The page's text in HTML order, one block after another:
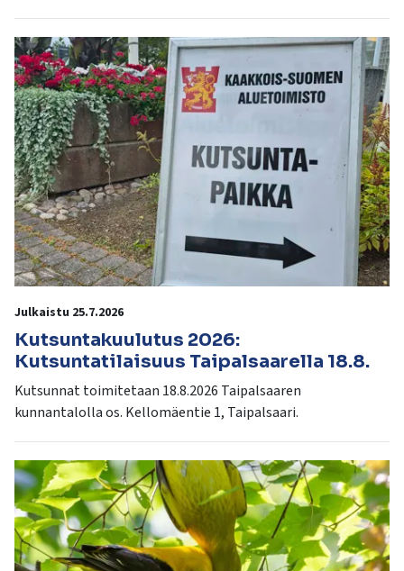
Julkaistu 25.7.2026
Kutsuntakuulutus 2026:
Kutsuntatilaisuus Taipalsaarella 18.8.
Kutsunnat toimitetaan 18.8.2026 Taipalsaaren
kunnantalolla os. Kellomäentie 1, Taipalsaari.